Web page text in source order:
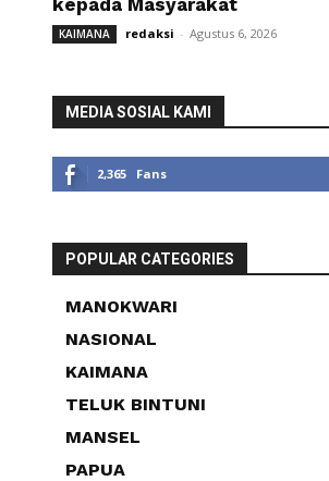
kepada Masyarakat
KAIMANA redaksi - Agustus 6, 2026
MEDIA SOSIAL KAMI
2,365 Fans
POPULAR CATEGORIES
MANOKWARI
NASIONAL
KAIMANA
TELUK BINTUNI
MANSEL
PAPUA